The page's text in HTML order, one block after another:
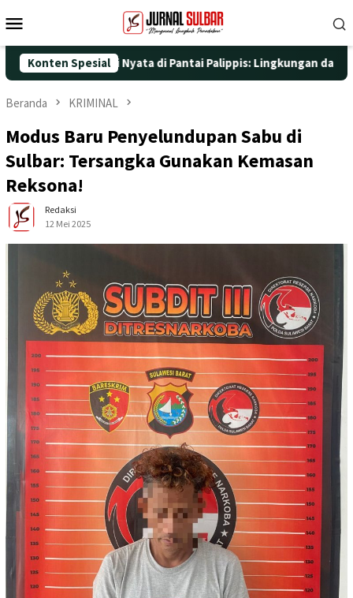
ke
Mobile
Konten Spesial
Aksi Nyata di Pantai Palippis: Lingkungan dan Kesehatan
Beranda KRIMINAL
Modus Baru Penyelundupan Sabu di
Sulbar: Tersangka Gunakan Kemasan
Reksona!
Redaksi
12 Mei 2025